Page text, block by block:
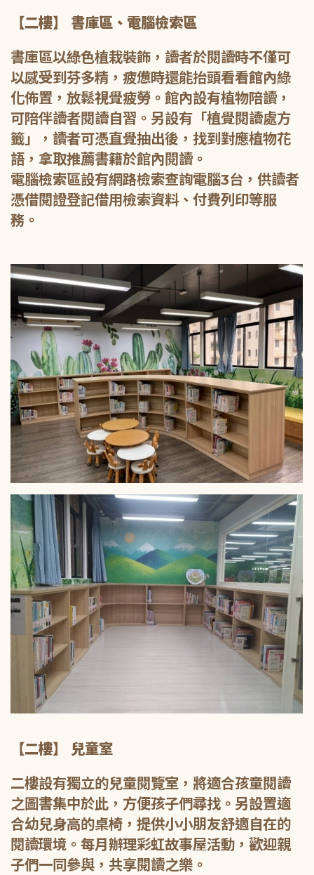
【二樓】 書庫區、電腦檢索區
書庫區以綠色植栽裝飾，讀者於閱讀時不僅可
以感受到芬多精，疲憊時還能抬頭看看館內綠
化佈置，放鬆視覺疲勞。館內設有植物陪讀，
可陪伴讀者閱讀自習。另設有「植覺閱讀處方
籤」，讀者可憑直覺抽出後，找到對應植物花
語，拿取推薦書籍於館內閱讀。
電腦檢索區設有網路檢索查詢電腦3台，供讀者
憑借閱證登記借用檢索資料、付費列印等服
務。
【二樓】 兒童室
二樓設有獨立的兒童閱覽室，將適合孩童閱讀
之圖書集中於此，方便孩子們尋找。另設置適
合幼兒身高的桌椅，提供小小朋友舒適自在的
閱讀環境。每月辦理彩虹故事屋活動，歡迎親
子們一同參與，共享閱讀之樂。